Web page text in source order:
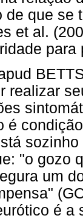
de que se
et al.
realizar
é
"o gozo
um
é a